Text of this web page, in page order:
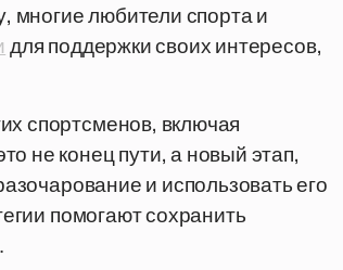
многие любители спорта и
для поддержки своих интересов,
спортсменов, включая
не конец пути, а новый этап,
и использовать его
помогают сохранить